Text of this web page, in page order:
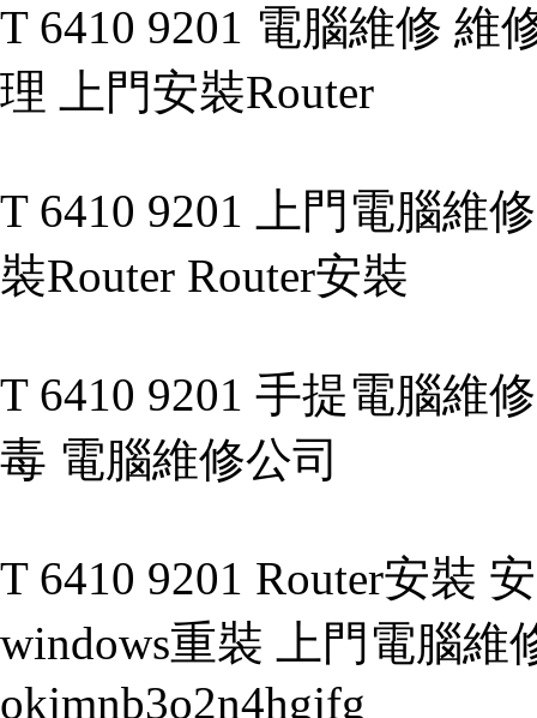
T 6410 9201 電腦維修 維
理 上門安裝Router
T 6410 9201 上門電腦維
裝Router Router安裝
T 6410 9201 手提電腦維
毒 電腦維修公司
T 6410 9201 Router安裝
windows重裝 上門電腦維
okjmnb3o2n4hgjfg